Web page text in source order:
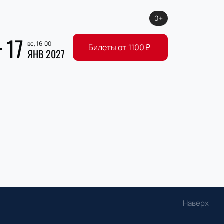
17 вс, 16:00
ЯНВ 2027
0+
Билеты от 1100₽
Наверх